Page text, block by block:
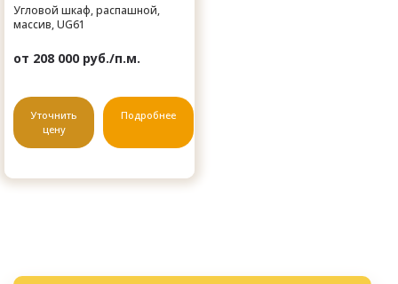
Угловой шкаф, распашной,
массив, UG61
от 208 000 руб./п.м.
Уточнить
цену
Подробнее